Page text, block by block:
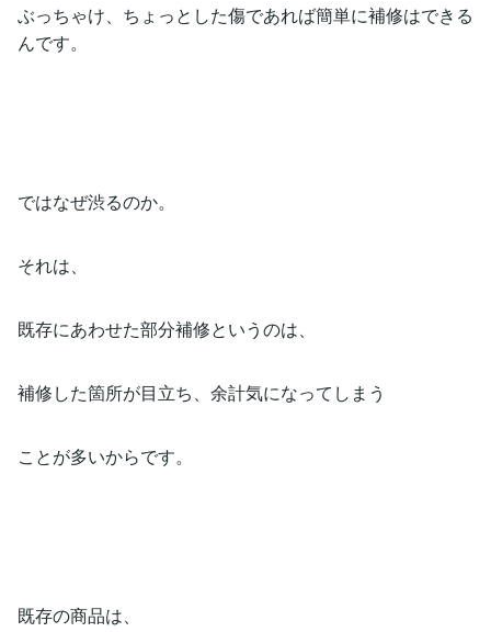
ぶっちゃけ、ちょっとした傷であれば簡単に補修はできる
んです。
ではなぜ渋るのか。
それは、
既存にあわせた部分補修というのは、
補修した箇所が目立ち、余計気になってしまう
ことが多いからです。
既存の商品は、